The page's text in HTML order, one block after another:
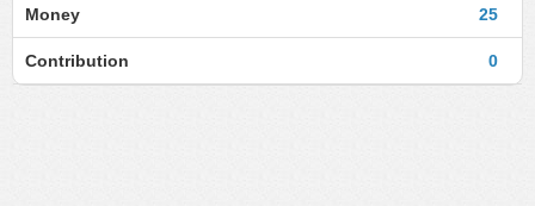
25
Money
0
Contribution